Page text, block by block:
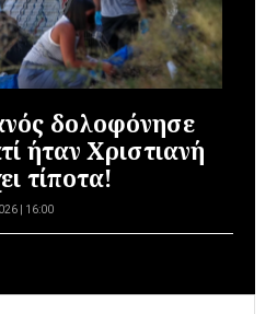
δολοφόνησε
ήταν Χριστιανή
τίποτα!
| 16:00